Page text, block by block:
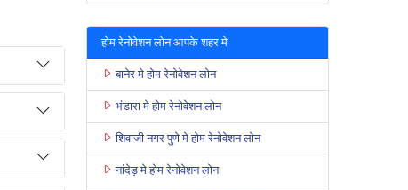
होम रेनोवेशन लोन आपके शहर मे
बानेर मे होम रेनोवेशन लोन
भंडारा मे होम रेनोवेशन लोन
शिवाजी नगर पुणे मे होम रेनोवेशन लोन
नांदेड़ मे होम रेनोवेशन लोन